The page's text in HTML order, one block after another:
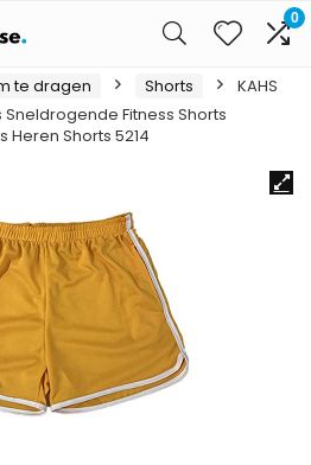
0
te dragen Shorts
KAHS
Fitness Shorts
Heren Shorts 5214